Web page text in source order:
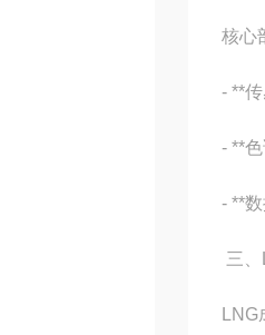
核心
- **
- **
- **
三